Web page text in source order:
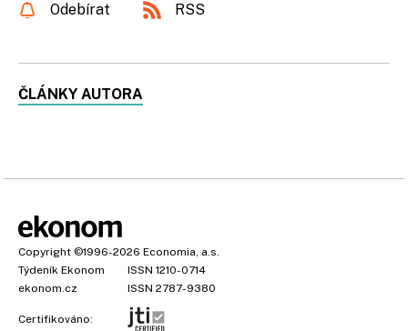
Odebírat RSS
ČLÁNKY AUTORA
Copyright ©1996-2026 Economia, a.s.
Týdeník Ekonom
ISSN 1210-0714
ekonom.cz
ISSN 2787-9380
Certifikováno: